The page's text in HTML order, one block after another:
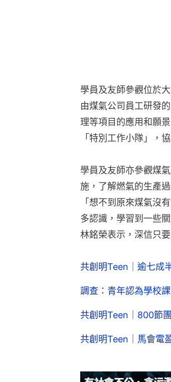
學員及友師參觀位於
由煤氣公司員工研發
理等項目的應用和願
「特別工作小隊」，
學員及友師亦參觀煤
施，了解燃氣的生產
「想不到原來煤氣沒
多認識，學習到一些
林銘榮表示，深信只
共創明Teen｜逾七成
調查：青年認為學校
共創明Teen｜800節
共創明Teen｜馬會電